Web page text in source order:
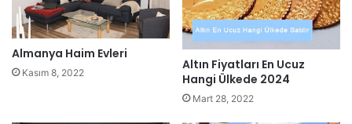
Almanya Haim Evleri
Kasım 8, 2022
Altın Fiyatları En Ucuz
Hangi Ülkede 2024
Mart 28, 2022